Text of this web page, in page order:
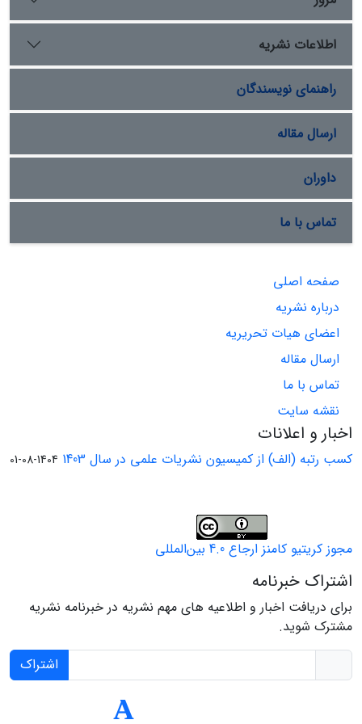
صنایع جهانی میلیون‌ها شغل جدید را به وجود آورده‌اند اما
انتقال گروهی نیروی کار موجب از دست دادن شغل و هراس
از ناامنی شغلی شده است.بنابراین‌درمجموع می‌توان گفت
روایت‌های‌نئولیبرال‌وراست‌جدیدازفرآیند جهانی
شدن،وجوه‌امنیت‌زای‌آن‌راتحت‌تاثیرقرارداده‌وبرناامنی‌های‌ناشی‌از
این روند افزوده است.
اطلاعات نشریه
راهنمای نویسندگان
ارسال مقاله
داوران
تماس با ما
صفحه اصلی
درباره نشریه
اعضای هیات تحریریه
ارسال مقاله
تماس با ما
نقشه سایت
اخبار و اعلانات
کسب رتبه (الف) از کمیسیون نشریات علمی در سال 1403 1404-08-01
مجوز کریتیو کامنز ارجاع 4.0 بین‌المللی
اشتراک خبرنامه
برای دریافت اخبار و اطلاعیه های مهم نشریه در خبرنامه نشریه
مشترک شوید.
اشتراک